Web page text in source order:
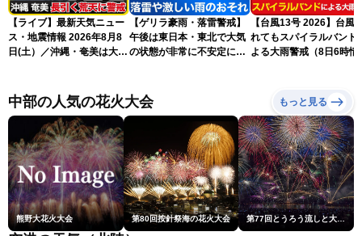
【ライブ】最新天気ニュー
ス・地震情報 2026年8月8
日(土）／沖縄・奄美は大荒
ュースLiVEコーヒータイ
ム・青原桃香／山口剛央〉
【ゲリラ豪雨・落雷警戒】
午後は東日本・東北で大気
の状態が非常に不安定に
【台風13号 2026】台風
れてもスパイラルバンド
よる大雨警戒（8日6時情
中部の人気の花火大会 もっと見る
熊野大花火大会 第80回按針祭海の花火大会